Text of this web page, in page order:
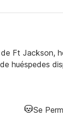
Ft Jackson,
huéspedes
Se